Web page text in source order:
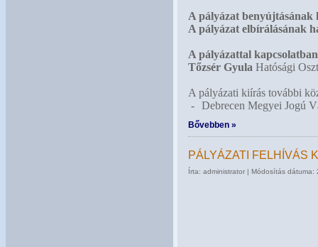
A pályázat benyújtásának
A pályázat elbírálásának
A pályázattal
Tőzsér Gyula Hatósági
A pályázati kiírás további
- Debrecen Megyei Jogú
Bővebben »
PÁLYÁZATI FELHÍVÁS
Írta: administrator | Módosítás dátuma: